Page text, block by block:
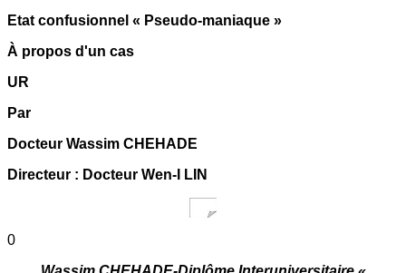
Etat confusionnel « Pseudo-maniaque »
À propos d'un cas
UR
Par
Docteur Wassim CHEHADE
Directeur : Docteur Wen-I LIN
0